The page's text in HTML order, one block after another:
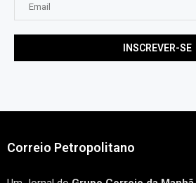
Correio Petropolitano